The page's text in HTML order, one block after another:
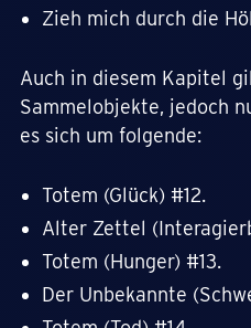
Zieh mich durch die
Auch in diesem Kapitel
Sammelobjekte, jedoch
es sich um folgende:
Totem (Glück) #12.
Alter Zettel
Totem (Hunger) #13.
Der Unbekannte